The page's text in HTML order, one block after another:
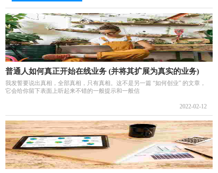
普通人如何真正开始在线业务 (并将其扩展为真实的业务)
我发誓要说出真相，全部真相，只有真相。这不是另一篇 “如何创业” 的文章，
它会给你留下表面上听起来不错的一般提示和一般信
2022-02-12